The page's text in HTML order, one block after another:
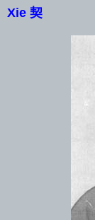
Xie 契